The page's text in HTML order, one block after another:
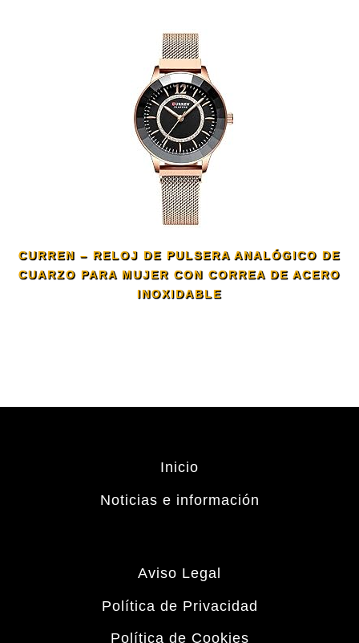
CURREN – RELOJ DE PULSERA ANALÓGICO DE
CUARZO PARA MUJER CON CORREA DE ACERO
INOXIDABLE
Inicio
Noticias e información
Aviso Legal
Política de Privacidad
Política de Cookies